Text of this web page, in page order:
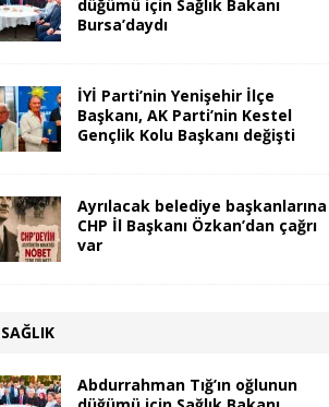
düğümü için Sağlık Bakanı
Bursa’daydı
İYİ Parti’nin Yenişehir İlçe
Başkanı, AK Parti’nin Kestel
Gençlik Kolu Başkanı değişti
Ayrılacak belediye başkanlarına
CHP İl Başkanı Özkan’dan çağrı
var
SAĞLIK
Abdurrahman Tığ’ın oğlunun